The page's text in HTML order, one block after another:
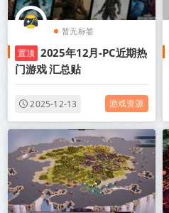
暂无标签
置顶 2025年12月-PC近期热
门游戏 汇总贴
2025-12-13 游戏资源